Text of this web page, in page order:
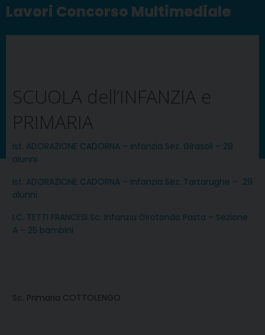
Lavori Concorso Multimediale
SCUOLA dell’INFANZIA e
PRIMARIA
Ist. ADORAZIONE CADORNA – Infanzia Sez. Girasoli – 29
alunni
Ist. ADORAZIONE CADORNA – Infanzia Sez. Tartarughe – 29
alunni
I.C. TETTI FRANCESI Sc. Infanzia Girotondo Pasta – Sezione
A – 25 bambini
Sc. Primaria COTTOLENGO